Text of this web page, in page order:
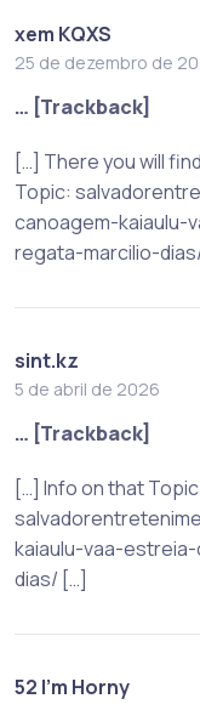
xem KQXS
25 de dezembro de
… [Trackback]
[…] There you will
Topic:
canoagem-
regata-marcilio-
sint.kz
5 de abril de 2026
… [Trackback]
[…] Info on that
kaiaulu-vaa-
dias/ […]
52 I'm Horny